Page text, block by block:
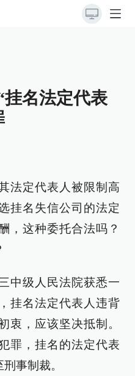
挂名法定代表
法定代表人被限制高
挂名失信公司的法定
，这种委托合法吗？
中级人民法院获悉一
挂名法定代表人违背
衷，应该坚决抵制。
罪，挂名的法定代表
事制裁。